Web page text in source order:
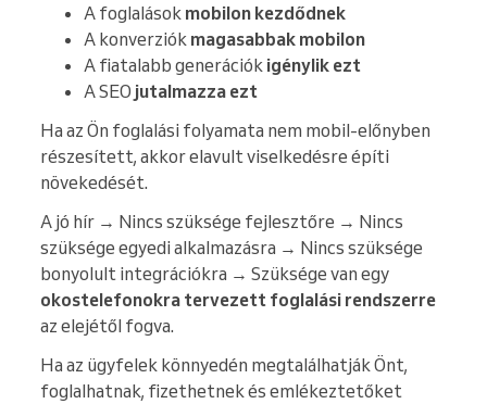
A foglalások mobilon kezdődnek
A konverziók magasabbak mobilon
A fiatalabb generációk igénylik ezt
A SEO jutalmazza ezt
Ha az Ön foglalási folyamata nem mobil-előnyben
részesített, akkor elavult viselkedésre építi
növekedését.
A jó hír → Nincs szüksége fejlesztőre → Nincs
szüksége egyedi alkalmazásra → Nincs szüksége
bonyolult integrációkra → Szüksége van egy
okostelefonokra tervezett foglalási rendszerre
az elejétől fogva.
Ha az ügyfelek könnyedén megtalálhatják Önt,
foglalhatnak, fizethetnek és emlékeztetőket